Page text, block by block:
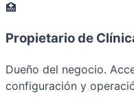
🏥
Propietario de
Dueño del negocio.
configuración y